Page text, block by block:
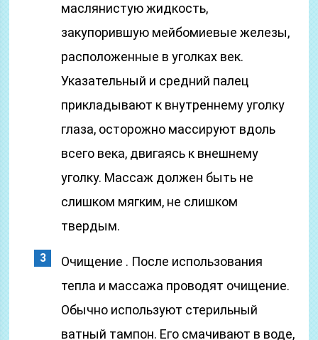
маслянистую жидкость,
закупорившую мейбомиевые железы,
расположенные в уголках век.
Указательный и средний палец
прикладывают к внутреннему уголку
глаза, осторожно массируют вдоль
всего века, двигаясь к внешнему
уголку. Массаж должен быть не
слишком мягким, не слишком
твердым.
Очищение . После использования
тепла и массажа проводят очищение.
Обычно используют стерильный
ватный тампон. Его смачивают в воде,